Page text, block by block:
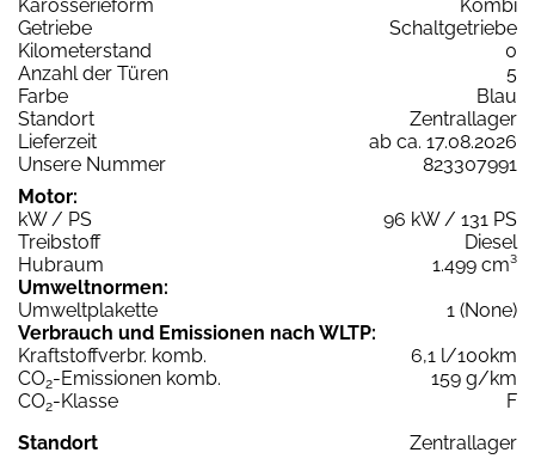
Karosserieform
Kombi
Getriebe
Schaltgetriebe
Kilometerstand
0
Anzahl der Türen
5
Farbe
Blau
Standort
Zentrallager
Lieferzeit
ab ca. 17.08.2026
Unsere Nummer
823307991
Motor:
kW / PS
96 kW / 131 PS
Treibstoff
Diesel
Hubraum
1.499 cm³
Umweltnormen:
Umweltplakette
1 (None)
Verbrauch und Emissionen nach WLTP:
Kraftstoffverbr. komb.
6,1 l/100km
CO2-Emissionen komb.
159 g/km
CO2-Klasse
F
Standort
Zentrallager